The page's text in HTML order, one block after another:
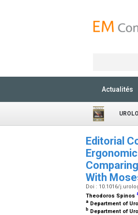
Actualités
Editorial
With
Doi : 10.1016/
Theodoros Spinos
a Department of
b Department of